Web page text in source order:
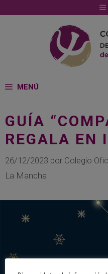
al
MENÚ
GUÍA
REGALA EN
26/12/2023 por Colegio
La Mancha